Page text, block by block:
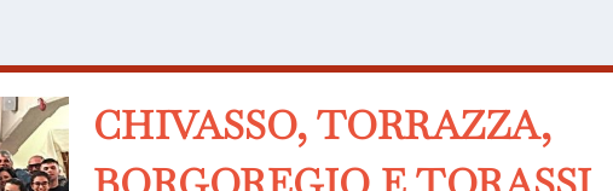
CHIVASSO, TORRAZZA,